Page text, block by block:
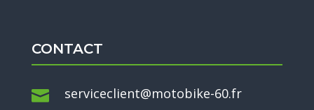
CONTACT
 serviceclient@motobike-60.fr